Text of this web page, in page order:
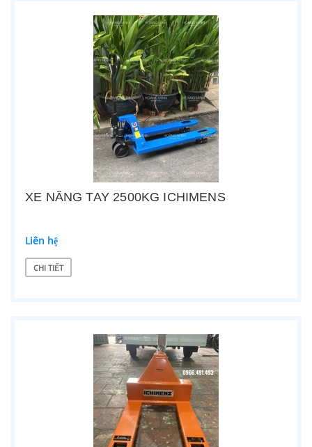
XE NÂNG TAY 2500KG ICHIMENS
Liên hệ
CHI TIẾT